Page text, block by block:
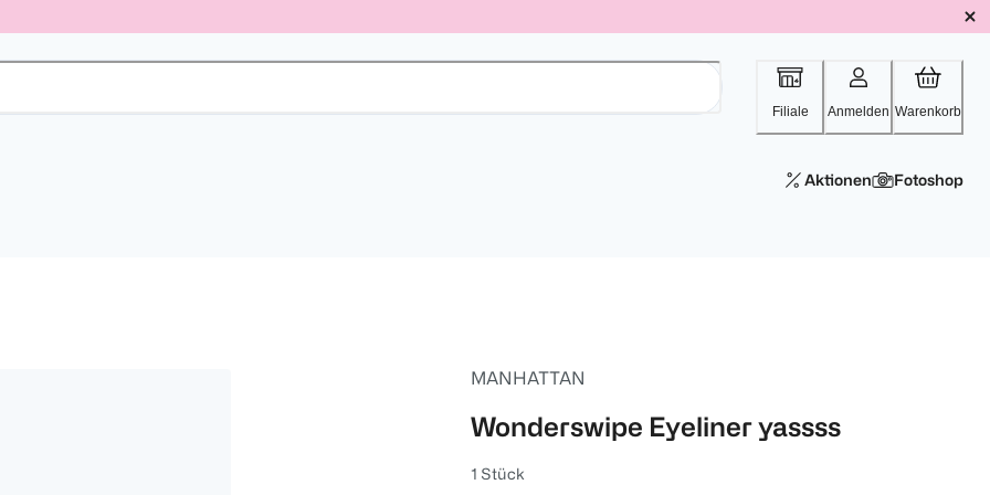
Filiale Anmelden Warenkorb
Aktionen Fotoshop
MANHATTAN
Wonderswipe Eyeliner yassss
1 Stück